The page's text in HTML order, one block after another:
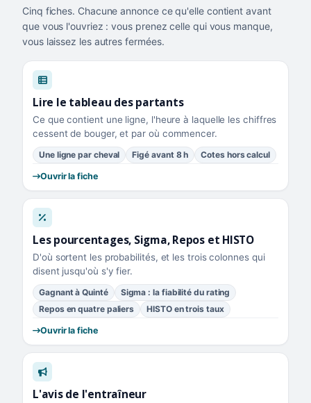
Cinq fiches. Chacune annonce ce qu'elle contient avant
que vous l'ouvriez : vous prenez celle qui vous manque,
vous laissez les autres fermées.
Lire le tableau des partants
Ce que contient une ligne, l'heure à laquelle les chiffres
cessent de bouger, et par où commencer.
Une ligne par cheval Figé avant 8 h Cotes hors calcul
Ouvrir la fiche
Les pourcentages, Sigma, Repos et HISTO
D'où sortent les probabilités, et les trois colonnes qui
disent jusqu'où s'y fier.
Gagnant à Quinté
Sigma : la fiabilité du rating
Repos en quatre paliers
HISTO en trois taux
Ouvrir la fiche
L'avis de l'entraîneur